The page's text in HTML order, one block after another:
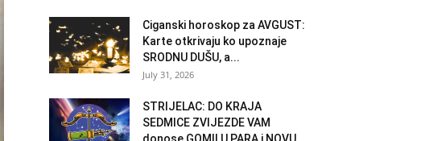
Ciganski horoskop za AVGUST:
Karte otkrivaju ko upoznaje
SRODNU DUŠU, a...
July 31, 2026
STRIJELAC: DO KRAJA
SEDMICE ZVIJEZDE VAM